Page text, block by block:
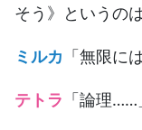
そう》というの
ミルカ 「無限に
テトラ 「論理……